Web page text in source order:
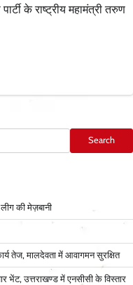
के राष्ट्रीय महामंत्री तरुण
Search
की मेज़बानी
तेज, मालदेवता में आवागमन सुरक्षित
भेंट, उत्तराखण्ड में एनसीसी के विस्तार